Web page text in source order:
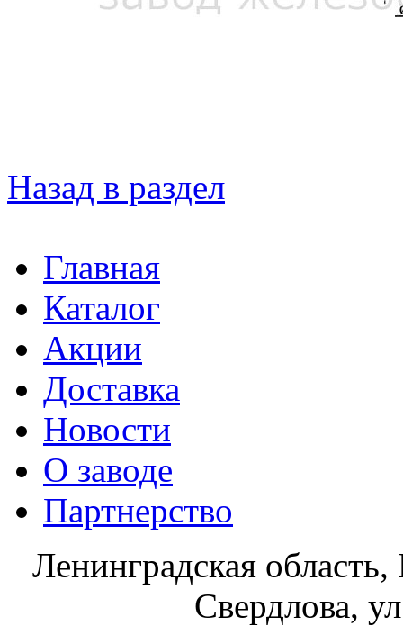
Назад в раздел
Главная
Каталог
Акции
Доставка
Новости
О заводе
Партнерство
Ленинградская
Свердлова,